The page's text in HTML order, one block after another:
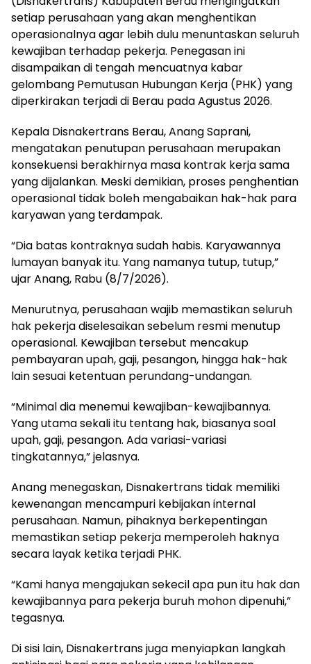
setiap perusahaan yang akan menghentikan
operasionalnya agar lebih dulu menuntaskan seluruh
kewajiban terhadap pekerja. Penegasan ini
disampaikan di tengah mencuatnya kabar
gelombang Pemutusan Hubungan Kerja (PHK) yang
diperkirakan terjadi di Berau pada Agustus 2026.
Kepala Disnakertrans Berau, Anang Saprani,
mengatakan penutupan perusahaan merupakan
konsekuensi berakhirnya masa kontrak kerja sama
yang dijalankan. Meski demikian, proses penghentian
operasional tidak boleh mengabaikan hak-hak para
karyawan yang terdampak.
“Dia batas kontraknya sudah habis. Karyawannya
lumayan banyak itu. Yang namanya tutup, tutup,”
ujar Anang, Rabu (8/7/2026).
Menurutnya, perusahaan wajib memastikan seluruh
hak pekerja diselesaikan sebelum resmi menutup
operasional. Kewajiban tersebut mencakup
pembayaran upah, gaji, pesangon, hingga hak-hak
lain sesuai ketentuan perundang-undangan.
“Minimal dia menemui kewajiban-kewajibannya.
Yang utama sekali itu tentang hak, biasanya soal
upah, gaji, pesangon. Ada variasi-variasi
tingkatannya,” jelasnya.
Anang menegaskan, Disnakertrans tidak memiliki
kewenangan mencampuri kebijakan internal
perusahaan. Namun, pihaknya berkepentingan
memastikan setiap pekerja memperoleh haknya
secara layak ketika terjadi PHK.
“Kami hanya mengajukan sekecil apa pun itu hak dan
kewajibannya para pekerja buruh mohon dipenuhi,”
tegasnya.
Di sisi lain, Disnakertrans juga menyiapkan langkah